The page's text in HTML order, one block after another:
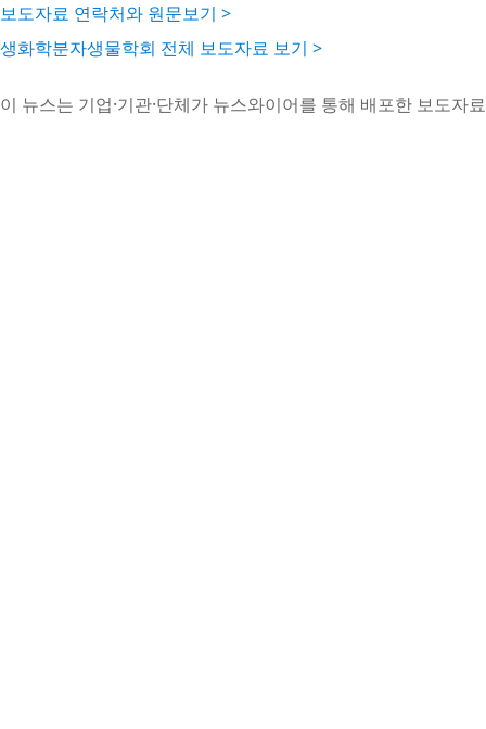
보도자료 연락처와 원문보기 >
생화학분자생물학회 전체 보도자료 보기 >
이 뉴스는 기업·기관·단체가 뉴스와이어를 통해 배포한 보도자